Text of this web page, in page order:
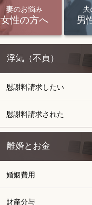
妻のお悩み
女性の方へ 男
浮気（不貞）
慰謝料請求したい
慰謝料請求された
離婚とお金
婚姻費用
財産分与